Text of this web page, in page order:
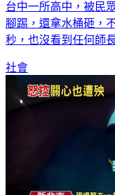
台中一所高中，被民
腳踢，還拿水桶砸，
秒，也沒看到任何師
社會